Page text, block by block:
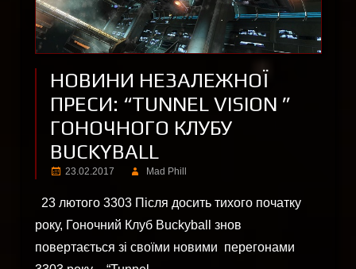
НОВИНИ НЕЗАЛЕЖНОЇ
ПРЕСИ: “TUNNEL VISION ”
ГОНОЧНОГО КЛУБУ
BUCKYBALL
23.02.2017 Mad Phill
23 лютого 3303 Після досить тихого початку
року, Гоночний Клуб Buckyball знов
повертається зі своїми новими перегонами